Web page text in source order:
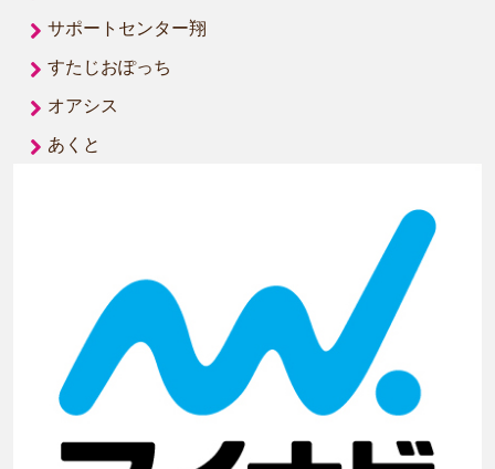
サポートセンター翔
すたじおぽっち
オアシス
あくと